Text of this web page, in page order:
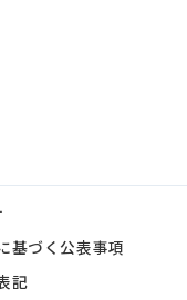
基づく公表事項
記